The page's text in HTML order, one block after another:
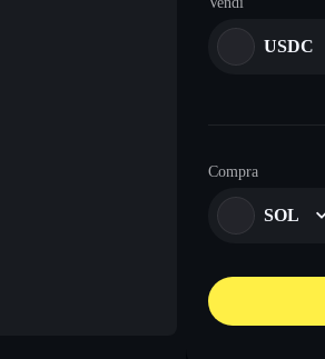
USDC
Compra
SOL